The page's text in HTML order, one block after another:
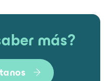
más?